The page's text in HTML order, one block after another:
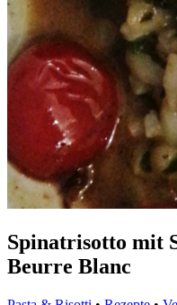
Spinatrisotto mit
Beurre Blanc